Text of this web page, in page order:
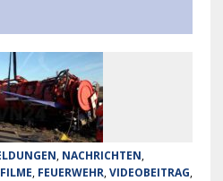
, NACHRICHTEN,
, FEUERWEHR,VIDEOBEITRAG,